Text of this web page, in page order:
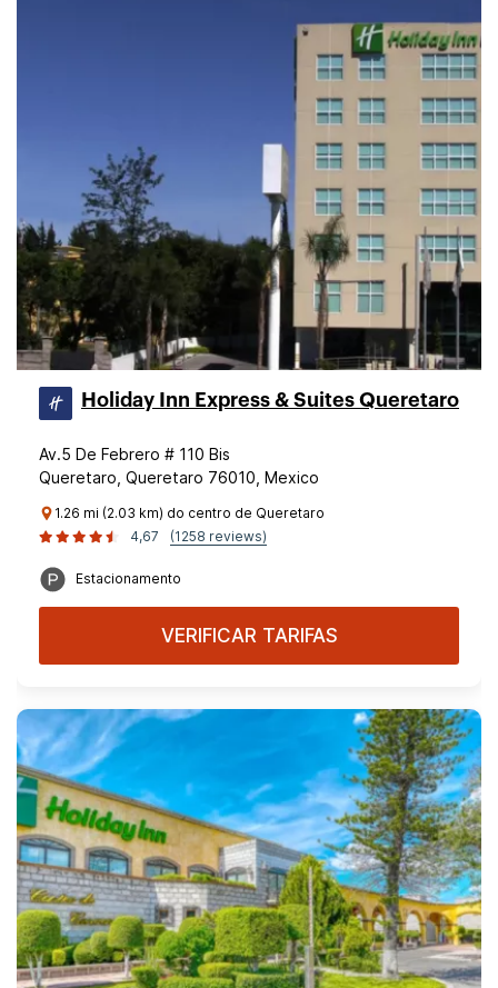
Holiday Inn Express & Suites Queretaro
Av.5 De Febrero # 110 Bis
Queretaro, Queretaro 76010, Mexico
1.26 mi (2.03 km) do centro de Queretaro
4,67
(1258 reviews)
Estacionamento
VERIFICAR TARIFAS